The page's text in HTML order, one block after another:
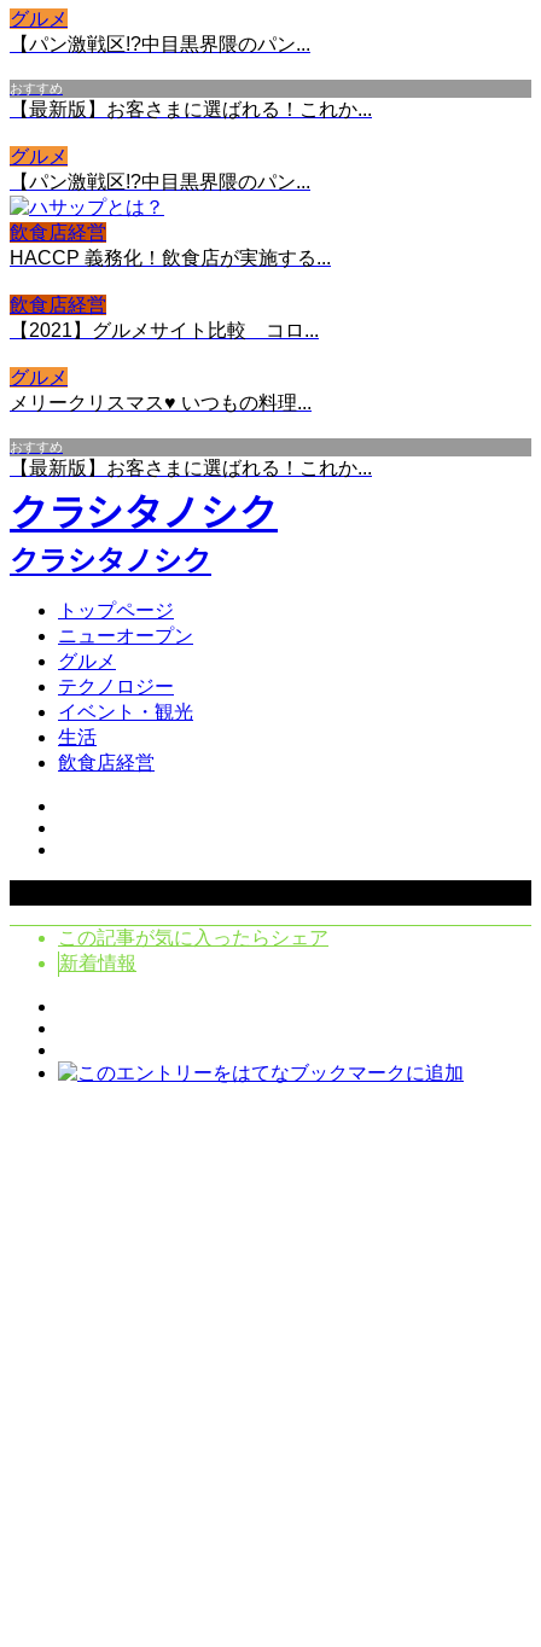
グルメ
【パン激戦区!?中目黒界隈のパン...
おすすめ
【最新版】お客さまに選ばれる！これか...
グルメ
【パン激戦区!?中目黒界隈のパン...
飲食店経営
HACCP 義務化！飲食店が実施する...
飲食店経営
【2021】グルメサイト比較 コロ...
グルメ
メリークリスマス♥ いつもの料理...
おすすめ
【最新版】お客さまに選ばれる！これか...
クラシタノシク
クラシタノシク
トップページ
ニューオープン
グルメ
テクノロジー
イベント・観光
生活
飲食店経営
この記事が気に入ったらシェア
新着情報